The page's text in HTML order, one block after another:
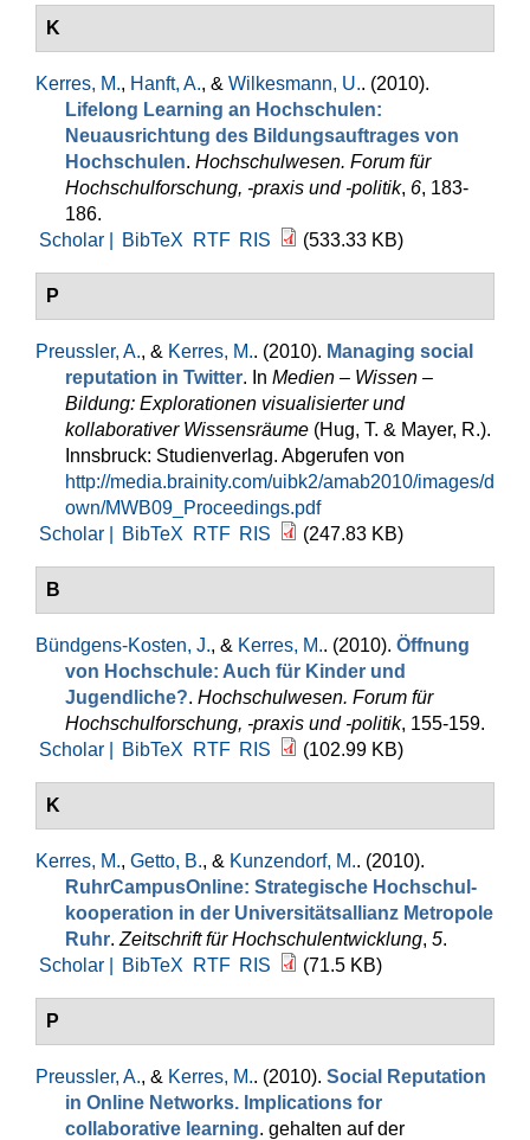
K
Kerres, M., Hanft, A., & Wilkesmann, U.. (2010).
Lifelong Learning an Hochschulen:
Neuausrichtung des Bildungsauftrages von
Hochschulen. Hochschulwesen. Forum für
Hochschulforschung, -praxis und -politik, 6, 183-
186.
Scholar |
BibTeX RTF RIS (533.33 KB)
P
Preussler, A., & Kerres, M.. (2010). Managing social
reputation in Twitter. In Medien – Wissen –
Bildung: Explorationen visualisierter und
kollaborativer Wissensräume (Hug, T. & Mayer, R.).
Innsbruck: Studienverlag. Abgerufen von
http://media.brainity.com/uibk2/amab2010/images/d
own/MWB09_Proceedings.pdf
Scholar |
BibTeX RTF RIS (247.83 KB)
B
Bündgens-Kosten, J., & Kerres, M.. (2010). Öffnung
von Hochschule: Auch für Kinder und
Jugendliche?. Hochschulwesen. Forum für
Hochschulforschung, -praxis und -politik, 155-159.
Scholar |
BibTeX RTF RIS (102.99 KB)
K
Kerres, M., Getto, B., & Kunzendorf, M.. (2010).
RuhrCampusOnline: Strategische Hochschul­
kooperation in der Universitätsallianz Metropole
Ruhr. Zeitschrift für Hochschulentwicklung, 5.
Scholar |
BibTeX RTF RIS (71.5 KB)
P
Preussler, A., & Kerres, M.. (2010). Social Reputation
in Online Networks. Implications for
collaborative learning. gehalten auf der